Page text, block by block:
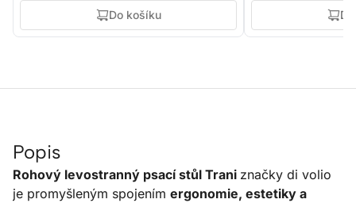
Do košíku
Popis
Rohový levostranný psací stůl Trani značky di volio
je promyšleným spojením ergonomie, estetiky a